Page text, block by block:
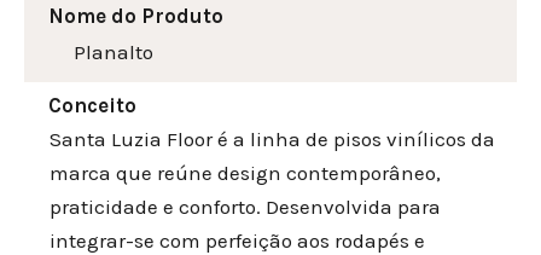
Nome do Produto
Planalto
Conceito
Santa Luzia Floor é a linha de pisos vinílicos da
marca que reúne design contemporâneo,
praticidade e conforto. Desenvolvida para
integrar-se com perfeição aos rodapés e